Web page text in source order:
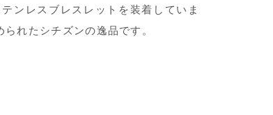
ンレスブレスレットを装着していま
れたシチズンの逸品です。